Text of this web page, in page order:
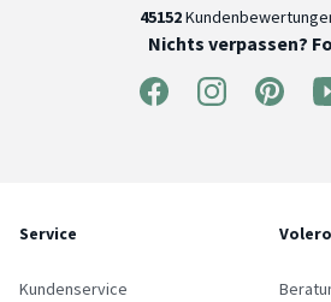
45152
Nichts verpassen?
Service
Kundenservice
Volero